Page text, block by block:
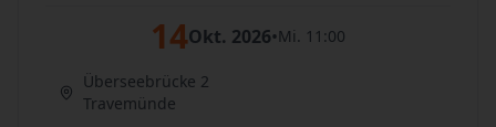
14Okt. 2026•Mi. 11:00
Überseebrücke 2
Travemünde